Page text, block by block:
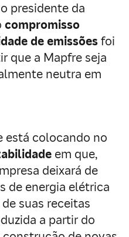
presidente da
compromisso
de emissõesfoi
que a Mapfre seja
neutra em
está colocando no
em que,
deixará de
de energia elétrica
suas receitas
a partir do